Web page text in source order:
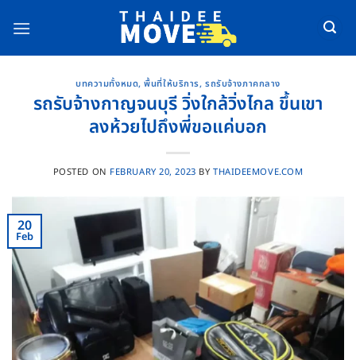
บทความทั้งหมด,พื้นที่ให้บริการ,รถรับจ้างภาคกลาง
รถรับจ้างกาญจนบุรี วิ่งใกล้วิ่งไกล ขึ้นเขา
ลงห้วยไปถึงพี่ขอแค่บอก
POSTED ON FEBRUARY 20, 2023 BY THAIDEEMOVE.COM
20
Feb